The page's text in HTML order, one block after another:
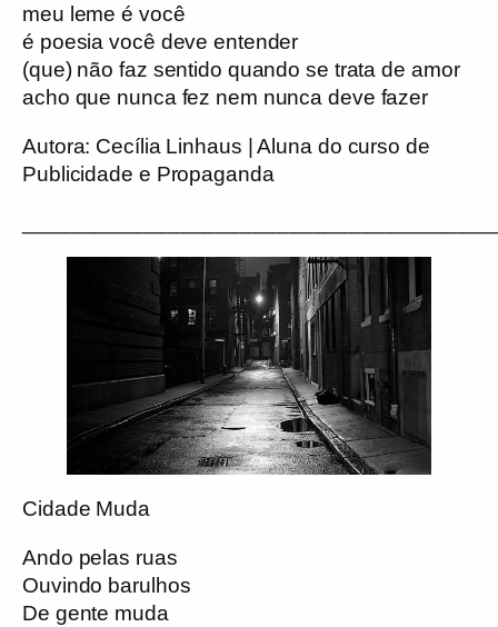
meu leme é você
é poesia você deve entender
(que) não faz sentido quando se trata de amor
acho que nunca fez nem nunca deve fazer
Autora: Cecília Linhaus | Aluna do curso de
Publicidade e Propaganda
Cidade Muda
Ando pelas ruas
Ouvindo barulhos
De gente muda